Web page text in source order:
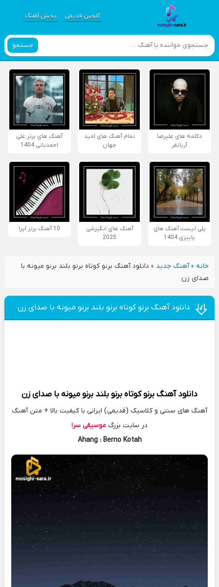
گلچین قدیمی پخش آهنگ
جستجو
دکلمه های علیرضا
آریانفر
تمام آهنگ های امید
جهان
آهنگ های برتر علی
احمدیانی 1404
پلی لیست آهنگ های
پاییزی 1404
آهنگ های انگیزشی
2025
10 آهنگ برتر اپرا
خانه»آهنگ جدید » دانلود آهنگ برنو کوتاه برنو بلند برنو میونه با
صدای زن
دانلود آهنگ برنو کوتاه برنو بلند برنو میونه با صدای زن
دانلود آهنگبرنو کوتاه برنو بلند برنو میونه با صدای زن
آهنگ های سنتی و کلاسیک (قدیمی) ایرانی با کیفیت بالا + متن آهنگ
در سایت بزرگ موسیقی سرا
Ahang : Berno Kotah